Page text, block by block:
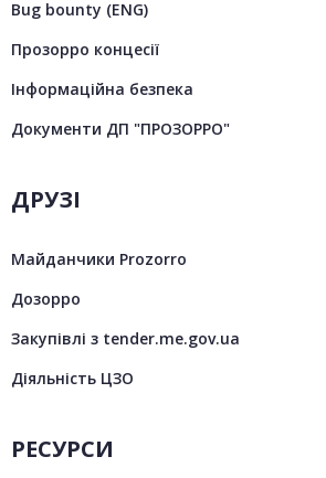
Bug bounty (ENG)
Прозорро концесії
Інформаційна безпека
Документи ДП "ПРОЗОРРО"
ДРУЗІ
Майданчики Prozorro
Дозорро
Закупівлі з tender.me.gov.ua
Діяльність ЦЗО
РЕСУРСИ